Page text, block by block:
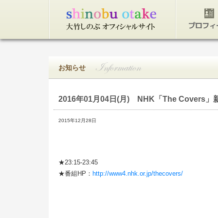
お知らせ
2016年01月04日(月) NHK「The Covers」
2015年12月28日
★23:15-23:45
★番組HP： http://www4.nhk.or.jp/thecovers/